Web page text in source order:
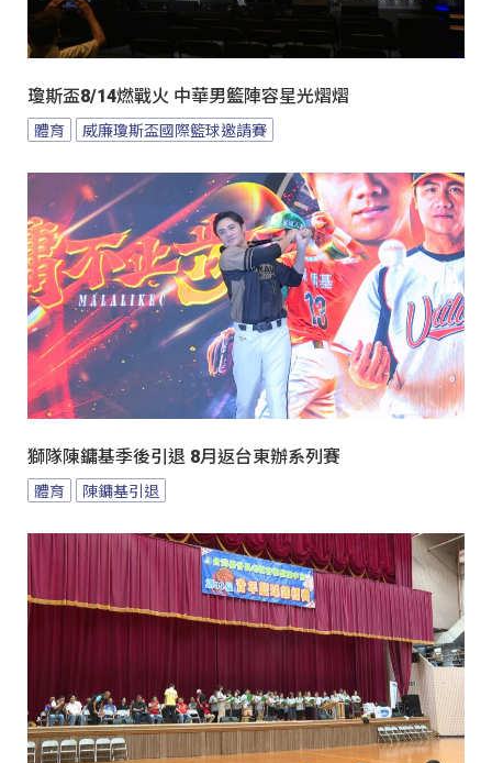
瓊斯盃8/14燃戰火 中華男籃陣容星光熠熠
體育 威廉瓊斯盃國際籃球邀請賽
獅隊陳鏞基季後引退 8月返台東辦系列賽
體育 陳鏞基引退